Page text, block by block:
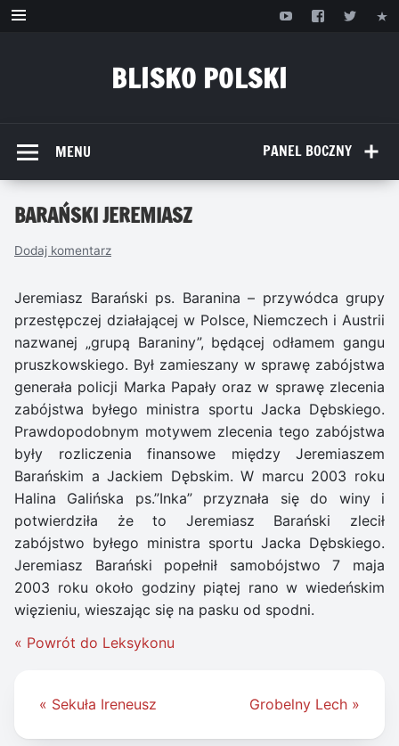
Przejdź
BLISKO POLSKI
PANEL BOCZNY
MENU
BARAŃSKI JEREMIASZ
Dodaj komentarz
Jeremiasz Barański ps. Baranina – przywódca grupy
przestępczej działającej w Polsce, Niemczech i Austrii
nazwanej „grupą Baraniny”, będącej odłamem gangu
pruszkowskiego. Był zamieszany w sprawę zabójstwa
generała policji Marka Papały oraz w sprawę zlecenia
zabójstwa byłego ministra sportu Jacka Dębskiego.
Prawdopodobnym motywem zlecenia tego zabójstwa
były rozliczenia finansowe między Jeremiaszem
Barańskim a Jackiem Dębskim. W marcu 2003 roku
Halina Galińska ps.”Inka” przyznała się do winy i
potwierdziła że to Jeremiasz Barański zlecił
zabójstwo byłego ministra sportu Jacka Dębskiego.
Jeremiasz Barański popełnił samobójstwo 7 maja
2003 roku około godziny piątej rano w wiedeńskim
więzieniu, wieszając się na pasku od spodni.
« Powrót do Leksykonu
Nawigacja
« Sekuła Ireneusz Grobelny Lech »